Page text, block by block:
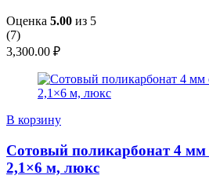
Оценка 5.00 из 5
(7)
3,300.00 ₽
В корзину
Сотовый поликарбонат 4 мм
2,1×6 м, люкс